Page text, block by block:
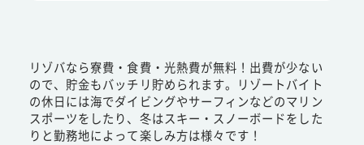
リゾバなら寮費・食費・光熱費が無料！出費が少ない
ので、貯金もバッチリ貯められます。リゾートバイト
の休日には海でダイビングやサーフィンなどのマリン
スポーツをしたり、冬はスキー・スノーボードをした
りと勤務地によって楽しみ方は様々です！